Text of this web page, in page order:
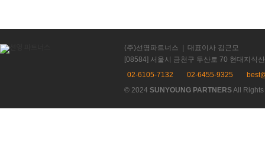
(주)선영파트너스 | 대표이사 김근모
[08584] 서울시 금천구 두산로 70 현대지식
02-6105-7132
02-6455-9325
© 2024 SUNYOUNG PARTNERSAll